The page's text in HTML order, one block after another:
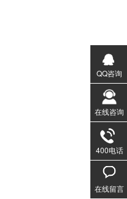
QQ咨询
在线咨询
400电话
020-
在线留言